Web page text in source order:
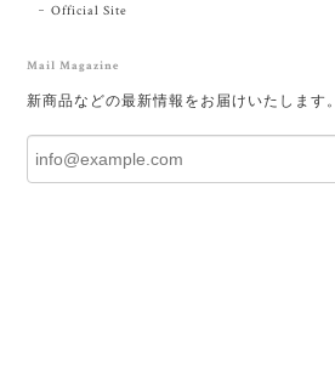
Official Site
Mail Magazine
新商品などの最新情報をお届けいたします。